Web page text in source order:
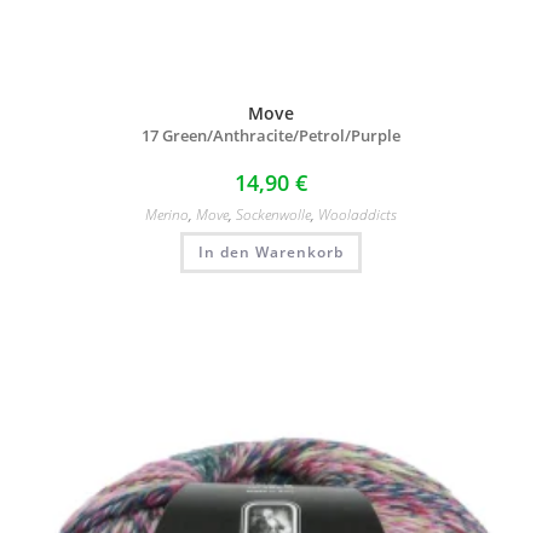
Move
17 Green/Anthracite/Petrol/Purple
14,90 €
Merino, Move, Sockenwolle, Wooladdicts
In den Warenkorb